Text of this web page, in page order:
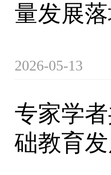
量发展
2026-05-13
专家学
础教育